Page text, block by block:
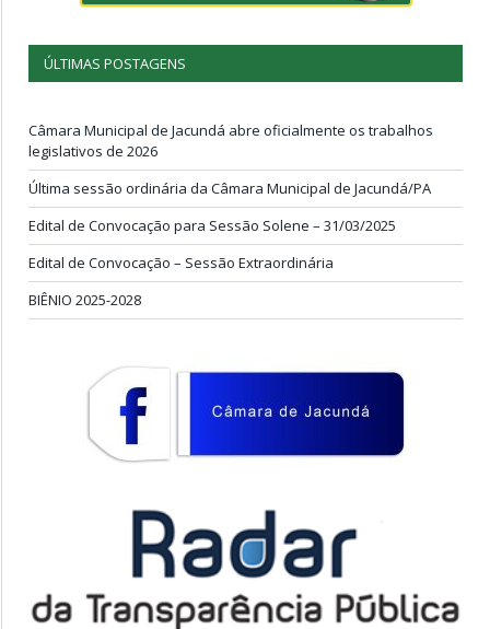
ÚLTIMAS POSTAGENS
Câmara Municipal de Jacundá abre oficialmente os trabalhos
legislativos de 2026
Última sessão ordinária da Câmara Municipal de Jacundá/PA
Edital de Convocação para Sessão Solene – 31/03/2025
Edital de Convocação – Sessão Extraordinária
BIÊNIO 2025-2028